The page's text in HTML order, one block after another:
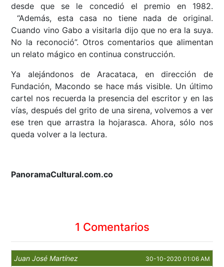
desde que se le concedió el premio en 1982.
“Además, esta casa no tiene nada de original.
Cuando vino Gabo a visitarla dijo que no era la suya.
No la reconoció”. Otros comentarios que alimentan
un relato mágico en continua construcción.
Ya alejándonos de Aracataca, en dirección de
Fundación, Macondo se hace más visible. Un último
cartel nos recuerda la presencia del escritor y en las
vías, después del grito de una sirena, volvemos a ver
ese tren que arrastra la hojarasca. Ahora, sólo nos
queda volver a la lectura.
PanoramaCultural.com.co
1 Comentarios
Juan José Martínez 30-10-2020 01:06 AM